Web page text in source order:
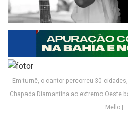
Em turnê, o cantor percorreu 30
Chapada Diamantina ao extremo Oeste
Mello |